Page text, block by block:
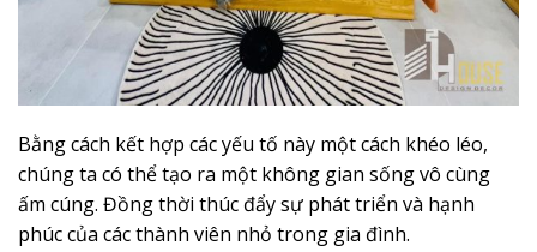
Bằng cách kết hợp các yếu tố này một cách khéo léo,
chúng ta có thể tạo ra một không gian sống vô cùng
ấm cúng. Đồng thời thúc đẩy sự phát triển và hạnh
phúc của các thành viên nhỏ trong gia đình.